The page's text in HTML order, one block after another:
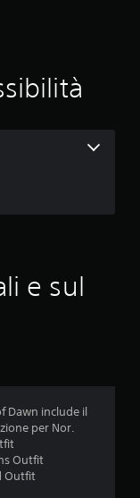
e
i
d
4
e sul
Dawn include il
per Nor.
Outfit
Outfit